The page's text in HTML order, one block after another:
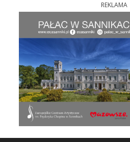
REKLAMA